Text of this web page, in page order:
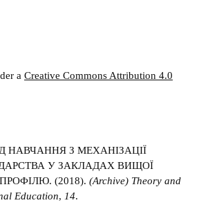
a Creative Commons Attribution 4.0
НАВЧАННЯ З МЕХАНІЗАЦІЇ
У ЗАКЛАДАХ ВИЩОЇ
(2018). (Archive) Theory and
Education, 14.